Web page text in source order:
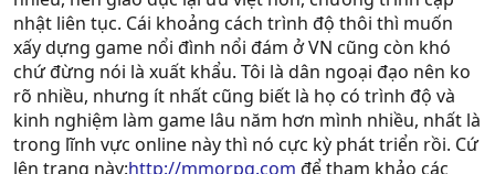
nhật liên tục. Cái khoảng cách trình độ thôi thì muốn
xấy dựng game nổi đình nổi đám ở VN cũng còn khó
chứ đừng nói là xuất khẩu. Tôi là dân ngoại đạo nên ko
rõ nhiều, nhưng ít nhất cũng biết là họ có trình độ và
kinh nghiệm làm game lâu năm hơn mình nhiều, nhất là
trong lĩnh vực online này thì nó cực kỳ phát triển rồi. Cứ
lên trang này:http://mmorpg.com để tham khảo các